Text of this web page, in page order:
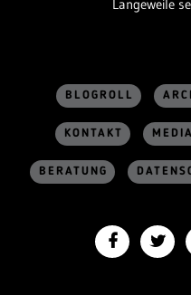
Langeweile
BLOGROLL
KONTAKT
BERATUNG